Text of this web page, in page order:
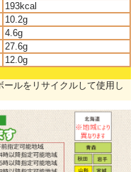
193kcal
10.2g
4.6g
27.6g
12.0g
ルをリサイクルして使用し